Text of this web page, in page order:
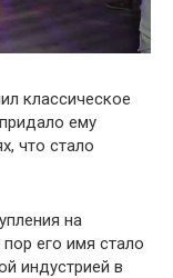
классическое
ему
что стало
на
его имя стало
индустрией в